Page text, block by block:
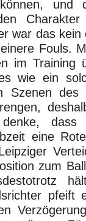
und
war das kein
Fouls.
im Training
wie ein
Szenen
eine
zum
pfeift